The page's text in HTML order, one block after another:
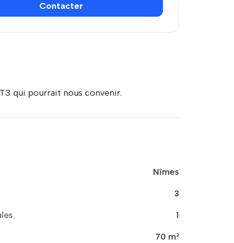
Contacter
qui pourrait nous convenir.
Nîmes
3
1
70 m²